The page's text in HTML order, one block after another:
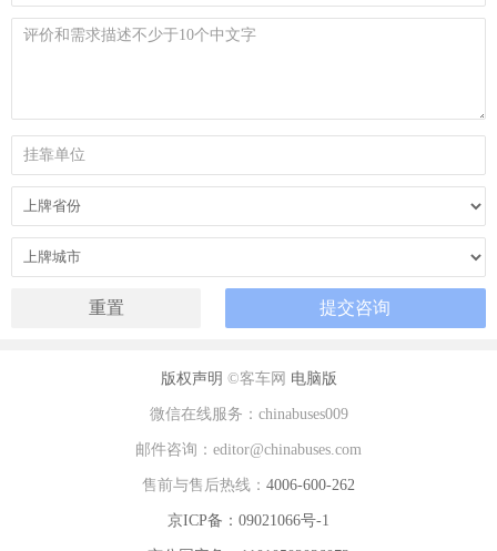
版权声明 ©客车网 电脑版
微信在线服务：chinabuses009
邮件咨询：editor@chinabuses.com
售前与售后热线： 4006-600-262
京ICP备：09021066号-1